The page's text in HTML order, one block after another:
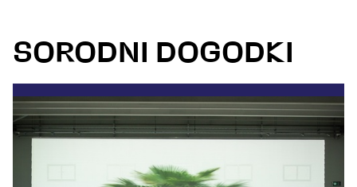
SORODNI DOGODKI